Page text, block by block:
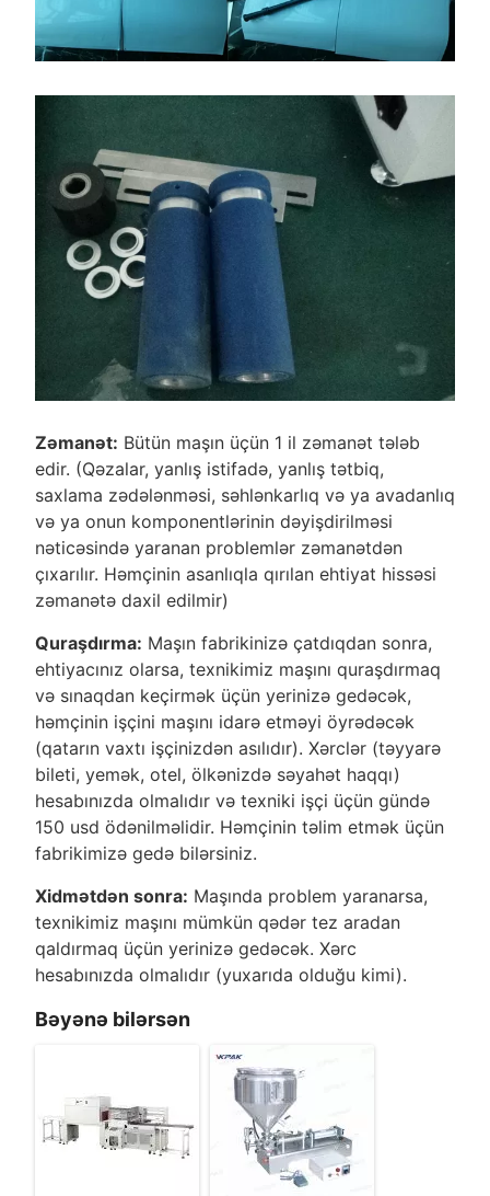
Zəmanət: Bütün maşın üçün 1 il zəmanət tələb
edir. (Qəzalar, yanlış istifadə, yanlış tətbiq,
saxlama zədələnməsi, səhlənkarlıq və ya avadanlıq
və ya onun komponentlərinin dəyişdirilməsi
nəticəsində yaranan problemlər zəmanətdən
çıxarılır. Həmçinin asanlıqla qırılan ehtiyat hissəsi
zəmanətə daxil edilmir)
Quraşdırma: Maşın fabrikinizə çatdıqdan sonra,
ehtiyacınız olarsa, texnikimiz maşını quraşdırmaq
və sınaqdan keçirmək üçün yerinizə gedəcək,
həmçinin işçini maşını idarə etməyi öyrədəcək
(qatarın vaxtı işçinizdən asılıdır). Xərclər (təyyarə
bileti, yemək, otel, ölkənizdə səyahət haqqı)
hesabınızda olmalıdır və texniki işçi üçün gündə
150 usd ödənilməlidir. Həmçinin təlim etmək üçün
fabrikimizə gedə bilərsiniz.
Xidmətdən sonra: Maşında problem yaranarsa,
texnikimiz maşını mümkün qədər tez aradan
qaldırmaq üçün yerinizə gedəcək. Xərc
hesabınızda olmalıdır (yuxarıda olduğu kimi).
Bəyənə bilərsən